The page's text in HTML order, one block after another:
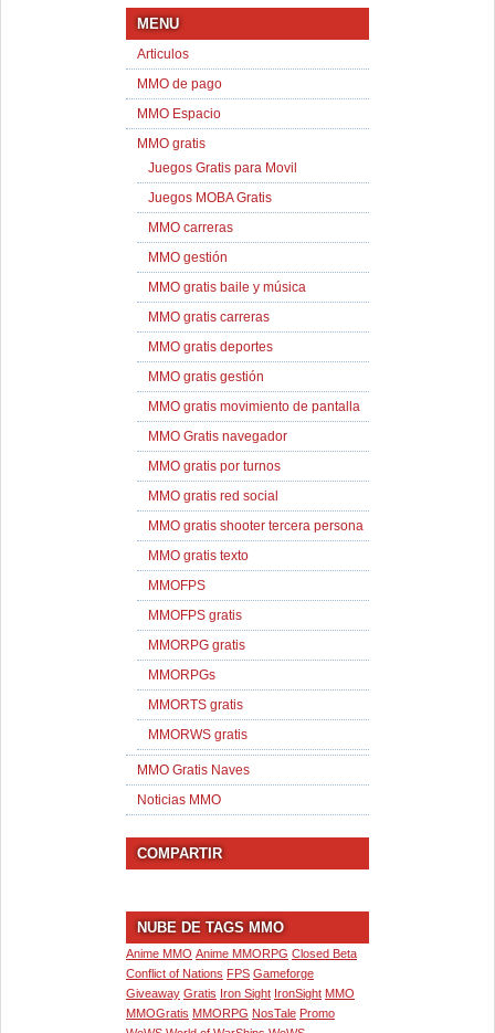
MENU
Articulos
MMO de pago
MMO Espacio
MMO gratis
Juegos Gratis para Movil
Juegos MOBA Gratis
MMO carreras
MMO gestión
MMO gratis baile y música
MMO gratis carreras
MMO gratis deportes
MMO gratis gestión
MMO gratis movimiento de pantalla
MMO Gratis navegador
MMO gratis por turnos
MMO gratis red social
MMO gratis shooter tercera persona
MMO gratis texto
MMOFPS
MMOFPS gratis
MMORPG gratis
MMORPGs
MMORTS gratis
MMORWS gratis
MMO Gratis Naves
Noticias MMO
COMPARTIR
NUBE DE TAGS MMO
Anime MMO Anime MMORPG Closed Beta
Conflict of Nations FPS Gameforge
Giveaway Gratis Iron Sight IronSight MMO
MMOGratis MMORPG NosTale Promo